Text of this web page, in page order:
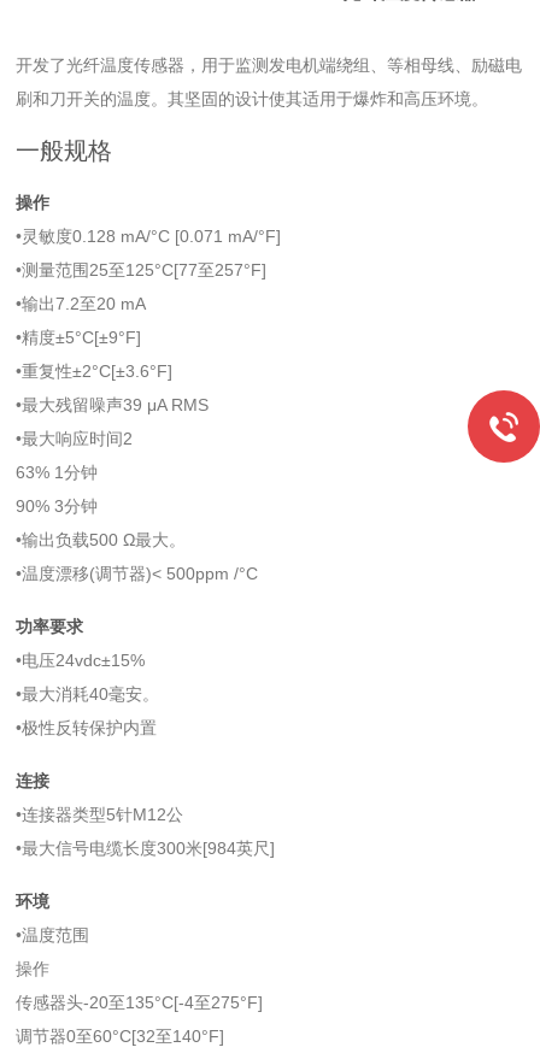
开发了光纤温度传感器，用于监测发电机端绕组、等相母线、励磁电
刷和刀开关的温度。其坚固的设计使其适用于爆炸和高压环境。
一般规格
操作
•灵敏度0.128 mA/°C [0.071 mA/°F]
•测量范围25至125°C[77至257°F]
•输出7.2至20 mA
•精度±5°C[±9°F]
•重复性±2°C[±3.6°F]
•最大残留噪声39 μA RMS
•最大响应时间2
63% 1分钟
90% 3分钟
•输出负载500 Ω最大。
•温度漂移(调节器)< 500ppm /°C
功率要求
•电压24vdc±15%
•最大消耗40毫安。
•极性反转保护内置
连接
•连接器类型5针M12公
•最大信号电缆长度300米[984英尺]
环境
•温度范围
操作
传感器头-20至135°C[-4至275°F]
调节器0至60°C[32至140°F]